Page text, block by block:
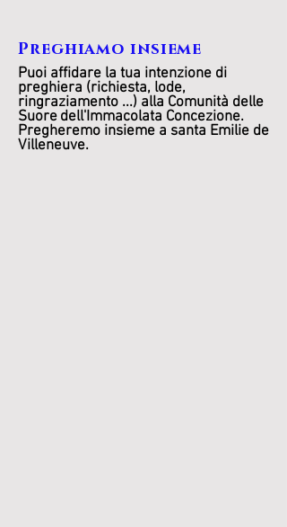
Preghiamo insieme
Puoi affidare la tua intenzione di
preghiera (richiesta, lode,
ringraziamento ...) alla Comunità delle
Suore dell'Immacolata Concezione.
Pregheremo insieme a santa Emilie de
Villeneuve.